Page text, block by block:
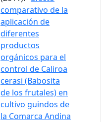
comparativo de la
aplicación de
diferentes
productos
orgánicos para el
control de Caliroa
cerasi (Babosita
de los frutales) en
cultivo guindos de
la Comarca Andina